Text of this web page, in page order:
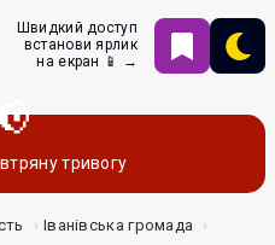
Швидкий доступ
встанови ярлик
на екран 📱 →
тривогу
Іванівська громада